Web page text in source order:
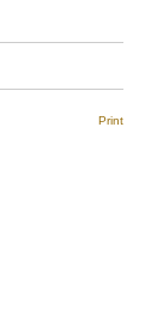
Print